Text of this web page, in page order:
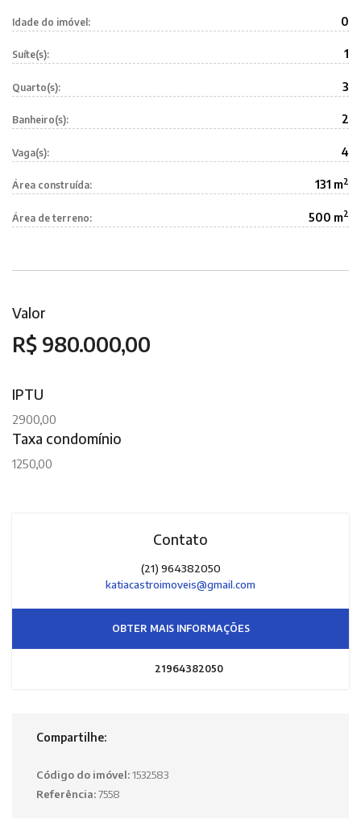
Idade do imóvel: 0
Suíte(s): 1
Quarto(s): 3
Banheiro(s): 2
Vaga(s): 4
Área construída: 131 m2
Área de terreno: 500 m2
Valor
R$ 980.000,00
IPTU
2900,00
Taxa condomínio
1250,00
Contato
(21) 964382050
katiacastroimoveis@gmail.com
OBTER MAIS INFORMAÇÕES
21964382050
Compartilhe:
Código do imóvel:1532583
Referência:7558